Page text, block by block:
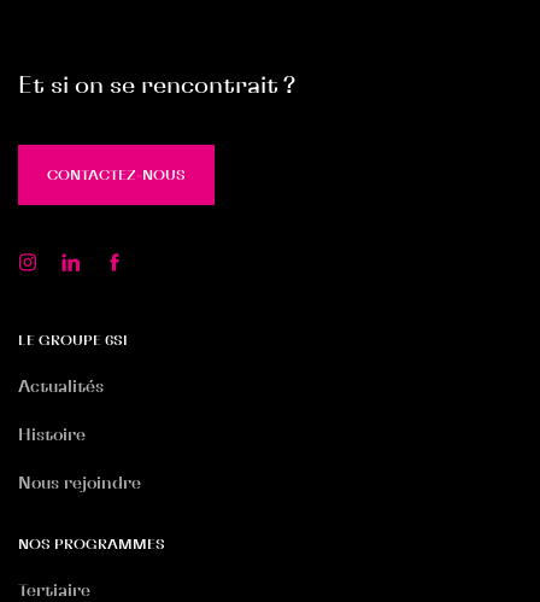
Et si on se rencontrait ?
CONTACTEZ-NOUS
LE GROUPE 6SI
Actualités
Histoire
Nous rejoindre
NOS PROGRAMMES
Tertiaire